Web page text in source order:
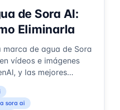
de Sora AI:
Eliminarla
marca de agua de Sora
vídeos e imágenes
y las mejores
sora ai